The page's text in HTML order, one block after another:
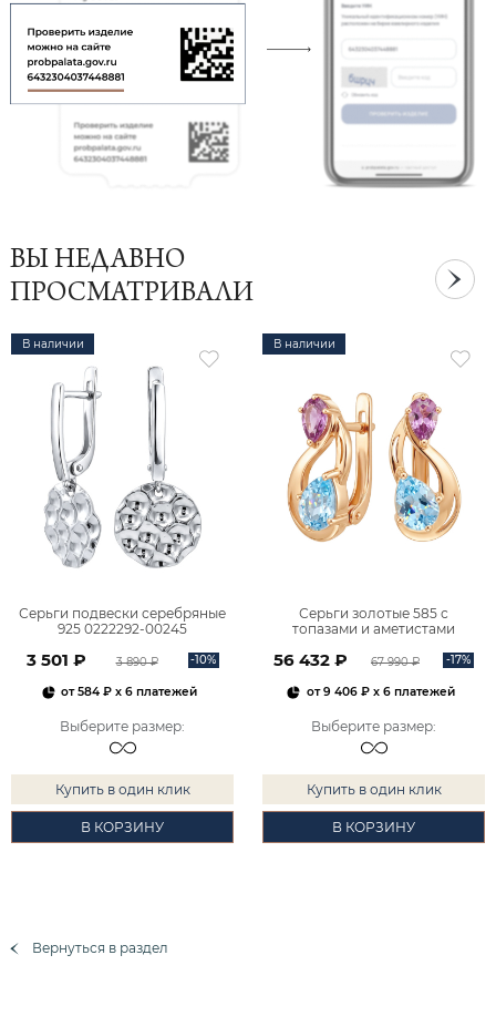
ВЫ НЕДАВНО
ПРОСМАТРИВАЛИ
В наличии
Серьги подвески серебряные
925 0222292-00245
3 501 ₽ 3 890 ₽ -10%
от584 ₽ x 6 платежей
Выберите размер:
Купить в один клик
В КОРЗИНУ
В наличии
Серьги золотые 585 с
топазами и аметистами
56 432 ₽ 67 990 ₽ -17%
от9 406 ₽x 6 платежей
Выберите размер:
Купить в один клик
В КОРЗИНУ
Вернуться в раздел